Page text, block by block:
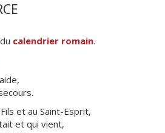
calendrier romain.
et au Saint-Esprit,
et qui vient,